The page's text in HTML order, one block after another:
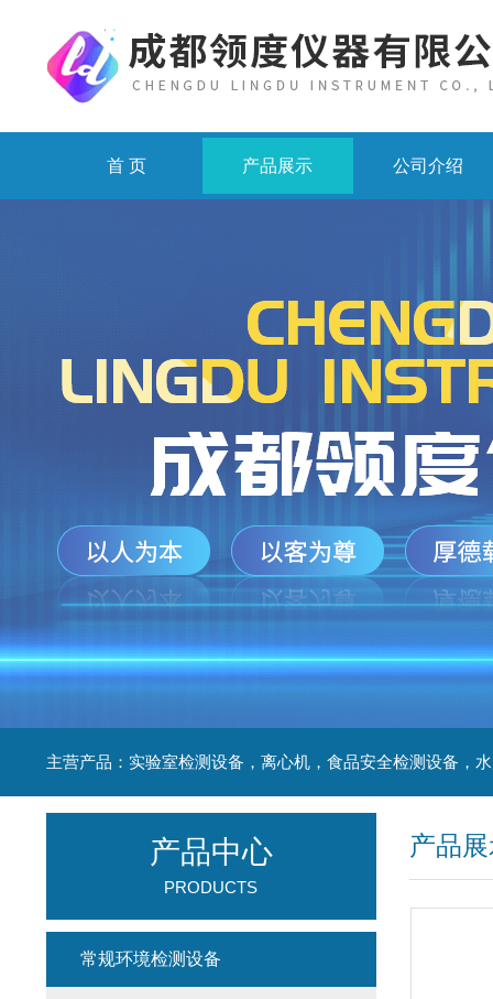
首 页 产品展示 公司介绍
产品
产品中心
PRODUCTS
常规环境检测设备